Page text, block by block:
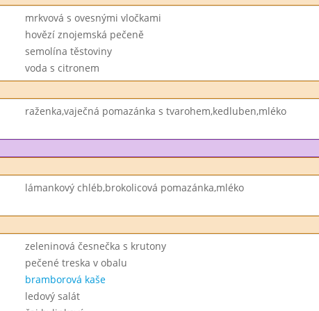
mrkvová s ovesnými vločkami
hovězí znojemská pečeně
semolína těstoviny
voda s citronem
raženka,vaječná pomazánka s tvarohem,kedluben,mléko
lámankový chléb,brokolicová pomazánka,mléko
zeleninová česnečka s krutony
pečené treska v obalu
bramborová kaše
ledový salát